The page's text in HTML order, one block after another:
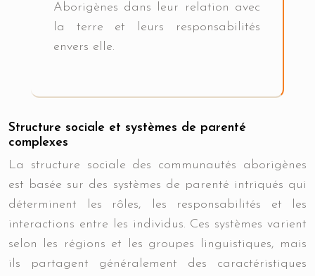
Aborigènes dans leur relation avec
la terre et leurs responsabilités
envers elle.
Structure sociale et systèmes de parenté
complexes
La structure sociale des communautés aborigènes
est basée sur des systèmes de parenté intriqués qui
déterminent les rôles, les responsabilités et les
interactions entre les individus. Ces systèmes varient
selon les régions et les groupes linguistiques, mais
ils partagent généralement des caractéristiques